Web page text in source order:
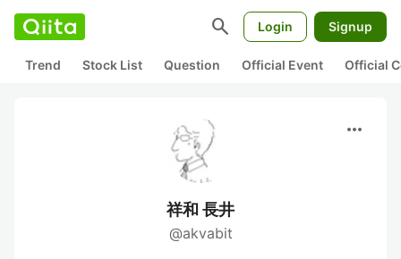
search Login Signup
Trend Stock List Question Official Event Official
more_horiz
祥和 長井
@akvabit